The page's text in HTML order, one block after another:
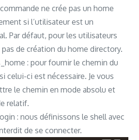
ne crée pas un home
si l’utilisateur est un
Par défaut, pour les utilisateurs
pas de création du home directory.
: pour fournir le chemin du
celui-ci est nécessaire. Je vous
le chemin en mode absolu et
relatif.
: nous définissons le shell avec
de se connecter.